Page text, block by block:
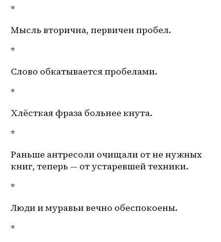
*
Мысль вторична, первичен пробел.
*
Слово обкатывается пробелами.
*
Хлёсткая фраза больнее кнута.
*
Раньше антресоли очищали от не нужных
книг, теперь — от устаревшей техники.
*
Люди и муравьи вечно обеспокоены.
*